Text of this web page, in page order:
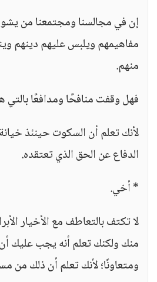
إن في مجالسنا ومجتمعنا من
مفاهيمهم ويلبس عليهم دينهم
منهم.
فهل وقفت منافحًا ومدافعًا
لأنك تعلم أن السكوت حينئذ
الدفاع عن الحق الذي تعتقده.
* أخي.
لا تكتف بالتعاطف مع الأخيار
منك ولكنك تعلم أنه يجب عليك
ومتعاونًا؛ لأنك تعلم أن ذلك من